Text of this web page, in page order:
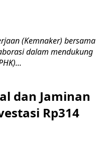
(Kemnaker) bersama
dalam mendukung
dan Jaminan
Rp314